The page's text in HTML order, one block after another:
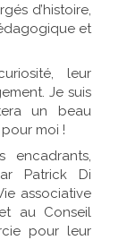
d’histoire,
et
leur
Je suis
un beau
moi !
encadrants,
Patrick Di
associative
au Conseil
pour leur